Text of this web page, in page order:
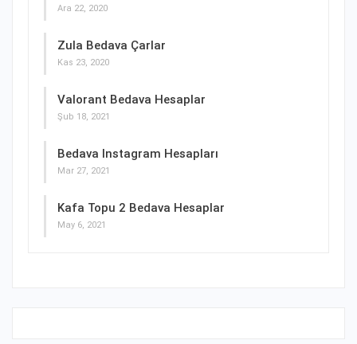
Ara 22, 2020
Zula Bedava Çarlar
Kas 23, 2020
Valorant Bedava Hesaplar
Şub 18, 2021
Bedava Instagram Hesapları
Mar 27, 2021
Kafa Topu 2 Bedava Hesaplar
May 6, 2021